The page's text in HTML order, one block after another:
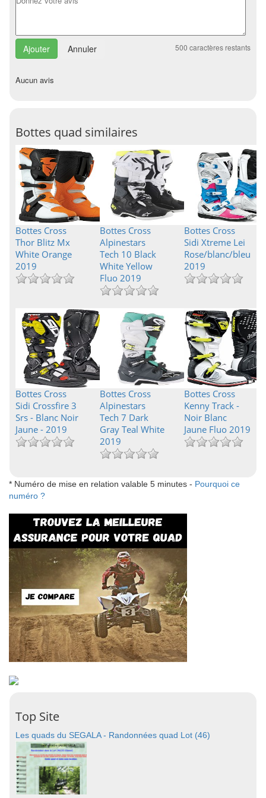
Annuler 500 caractères restants
Aucun avis
Bottes quad similaires
Bottes Cross
Thor Blitz Mx
White Orange
2019
Bottes Cross
Alpinestars
Tech 10 Black
White Yellow
Fluo 2019
Bottes Cross
Sidi Xtreme Lei
Rose/blanc/bleu
2019
Bottes Cross
Sidi Crossfire 3
Srs - Blanc Noir
Jaune - 2019
Bottes Cross
Alpinestars
Tech 7 Dark
Gray Teal White
2019
Bottes Cross
Kenny Track -
Noir Blanc
Jaune Fluo 2019
* Numéro de mise en relation valable 5 minutes - Pourquoi ce
numéro ?
Top Site
Les quads du SEGALA - Randonnées quad Lot (46)